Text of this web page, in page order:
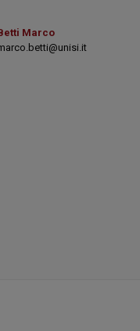
Marco